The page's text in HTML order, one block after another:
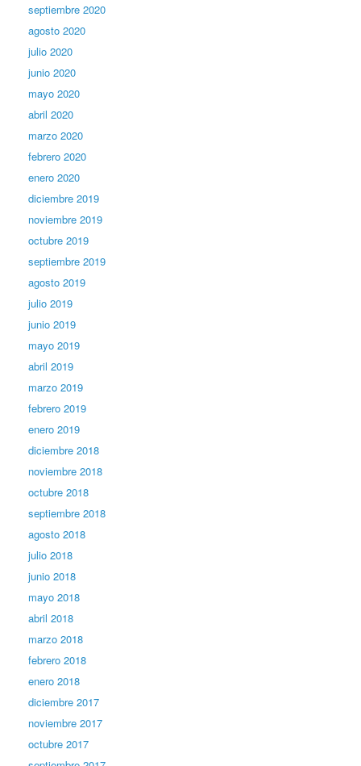
septiembre 2020
agosto 2020
julio 2020
junio 2020
mayo 2020
abril 2020
marzo 2020
febrero 2020
enero 2020
diciembre 2019
noviembre 2019
octubre 2019
septiembre 2019
agosto 2019
julio 2019
junio 2019
mayo 2019
abril 2019
marzo 2019
febrero 2019
enero 2019
diciembre 2018
noviembre 2018
octubre 2018
septiembre 2018
agosto 2018
julio 2018
junio 2018
mayo 2018
abril 2018
marzo 2018
febrero 2018
enero 2018
diciembre 2017
noviembre 2017
octubre 2017